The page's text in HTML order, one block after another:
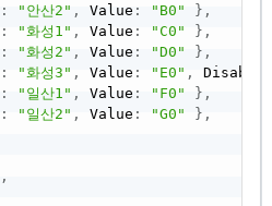
: "안산2" , Value : "B0" } ,
: "화성1" , Value : "C0" } ,
: "화성2" , Value : "D0" } ,
: "화성3" , Value : "E0" ,
: "일산1" , Value : "F0" } ,
: "일산2" , Value : "G0" } ,
,